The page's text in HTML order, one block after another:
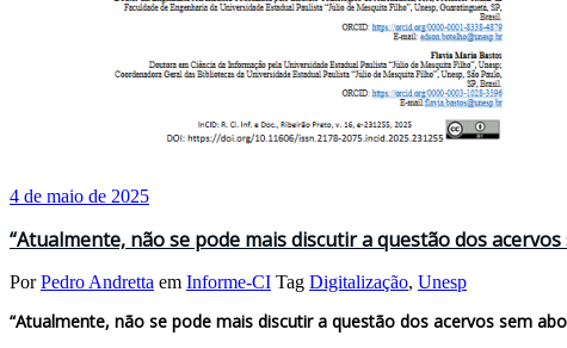
4 de maio de 2025
“Atualmente, não se pode mais discutir a questão dos
PorPedro Andretta em Informe-CI Tag Digitalização, Unesp
“Atualmente, não se pode mais discutir a questão dos acervos sem